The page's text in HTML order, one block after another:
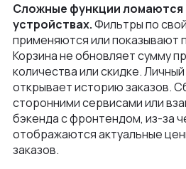
Сложные функции ломаются
устройствах.Фильтры по
применяются или показывают
Корзина не обновляет сумму
количества или скидке.
открывает историю заказов.
сторонними сервисами или
бэкенда с фронтендом, из-за
отображаются актуальные
заказов.